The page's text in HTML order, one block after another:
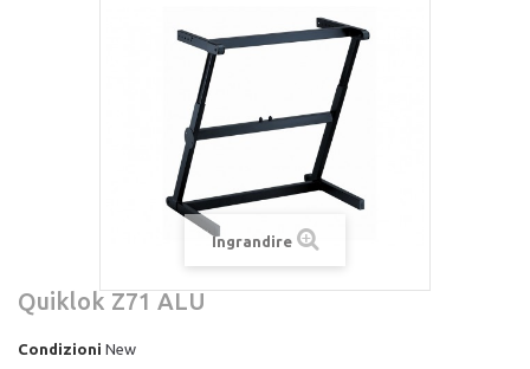
Ingrandire
Quiklok Z71 ALU
Condizioni New